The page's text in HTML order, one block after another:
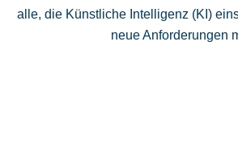
alle, die Künstliche Intelligenz (KI)
neue Anforderungen